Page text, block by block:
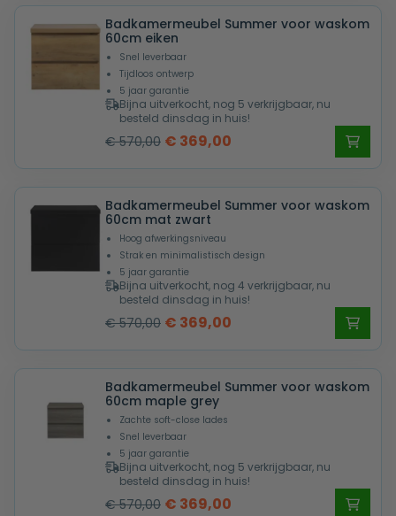
€ 570,00.€ 369,00.
Badkamermeubel Summer voor waskom
60cm eiken
Snel leverbaar
Tijdloos ontwerp
5 jaar garantie
Bijna uitverkocht, nog 5 verkrijgbaar, nu
besteld dinsdag in huis!
€570,00 Oorspronkelijke
was:
€ 570,00.
€ 369,00
is:
€ 369,00.
Badkamermeubel Summer voor waskom
60cm mat zwart
Hoog afwerkingsniveau
Strak en minimalistisch design
5 jaar garantie
Bijna uitverkocht, nog 4 verkrijgbaar, nu
besteld dinsdag in huis!
€570,00 Oorspronkelijke
was:
€ 570,00.
€ 369,00
is:
€ 369,00.
Badkamermeubel Summer voor waskom
60cm maple grey
Zachte soft-close lades
Snel leverbaar
5 jaar garantie
Bijna uitverkocht, nog 5 verkrijgbaar, nu
besteld dinsdag in huis!
€570,00 Oorspronkelijke
€ 369,00